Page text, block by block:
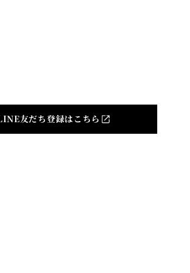
友だち登録はこちら